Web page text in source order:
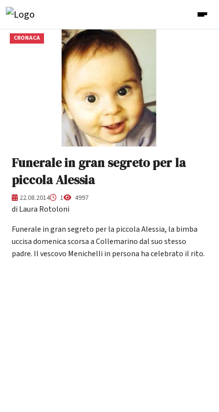
CRONACA
Funerale in gran segreto per la
piccola Alessia
22.08.2014 1 4997
di Laura Rotoloni
Funerale in gran segreto per la piccola Alessia, la bimba
uccisa domenica scorsa a Collemarino dal suo stesso
padre. Il vescovo Menichelli in persona ha celebrato il rito.